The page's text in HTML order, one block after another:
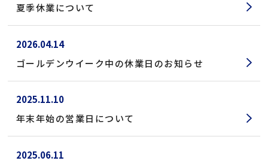
夏季休業について
2026.04.14
ゴールデンウイーク中の休業日のお知らせ
2025.11.10
年末年始の営業日について
2025.06.11